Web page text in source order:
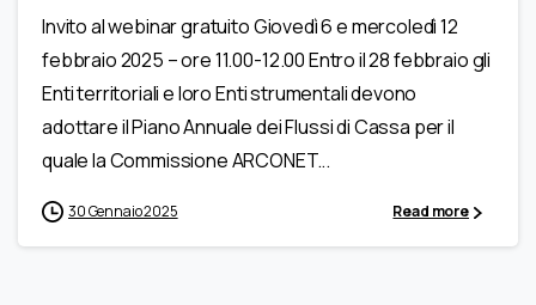
Invito al webinar gratuito Giovedì 6 e mercoledì 12
febbraio 2025 – ore 11.00-12.00 Entro il 28 febbraio gli
Enti territoriali e loro Enti strumentali devono
adottare il Piano Annuale dei Flussi di Cassa per il
quale la Commissione ARCONET...
30 Gennaio 2025 Read more